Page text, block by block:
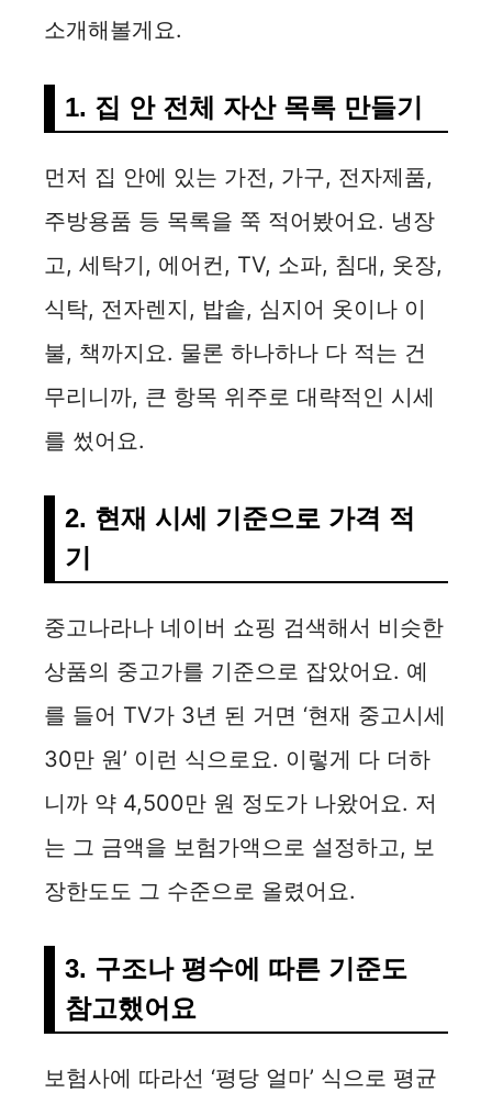
소개해볼게요.
1. 집 안 전체 자산 목록 만들기
먼저 집 안에 있는 가전, 가구, 전자제품,
주방용품 등 목록을 쭉 적어봤어요. 냉장
고, 세탁기, 에어컨, TV, 소파, 침대, 옷장,
식탁, 전자렌지, 밥솥, 심지어 옷이나 이
불, 책까지요. 물론 하나하나 다 적는 건
무리니까, 큰 항목 위주로 대략적인 시세
를 썼어요.
2. 현재 시세 기준으로 가격 적
기
중고나라나 네이버 쇼핑 검색해서 비슷한
상품의 중고가를 기준으로 잡았어요. 예
를 들어 TV가 3년 된 거면 ‘현재 중고시세
30만 원’ 이런 식으로요. 이렇게 다 더하
니까 약 4,500만 원 정도가 나왔어요. 저
는 그 금액을 보험가액으로 설정하고, 보
장한도도 그 수준으로 올렸어요.
3. 구조나 평수에 따른 기준도
참고했어요
보험사에 따라선 ‘평당 얼마’ 식으로 평균